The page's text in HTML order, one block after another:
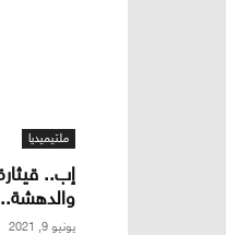
ملتيميديا
إب..
والدهشة..
يونيو 9, 2021